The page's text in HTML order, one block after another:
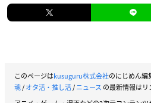
このページはkusuguru株式会社のにじめん編
魂/オタ活・推し活/ニュース の最新情報はリ